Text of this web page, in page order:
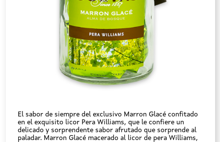
El sabor de siempre del exclusivo Marron Glacé confitado
en el exquisito licor Pera Williams, que le confiere un
delicado y sorprendente sabor afrutado que sorprende al
paladar. Marron Glacé macerado al licor de pera Williams,